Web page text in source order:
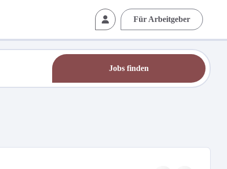
Für Arbeitgeber
Jobs finden